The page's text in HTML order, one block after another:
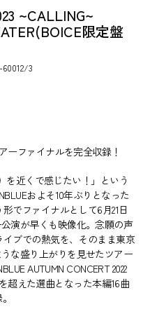
~CALLING~
限定盤
60012/3
ーファイナルを完全収録！
を近くで感じたい！」という
およそ10年ぶりとなった
でファイナルとして6月21日
演が早くも映像化。念願の声
イブでの熱気を、そのまま東京
な盛り上がりを見せたツアー
AUTUMN CONCERT 2022
超えた選曲となった本編16曲